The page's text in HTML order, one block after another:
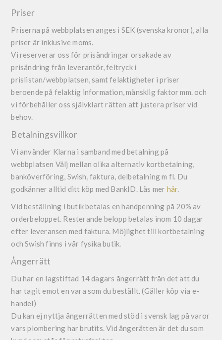
Priser
Priserna på webbplatsen anges i SEK (svenska kronor), alla
priser är inklusive moms.
Vi reserverar oss för prisändringar orsakade av
prisändring från leverantör, feltryck i
prislistan/webbplatsen, samt felaktigheter i priser
beroende på felaktig information, mänsklig faktor mm. och
vi förbehåller oss självklart rätten att justera priser vid
behov.
Betalningsvillkor
Vi använder Klarna i samband med betalning på
webbplatsen Välj mellan olika alternativ kortbetalning,
banköverföring, Swish, faktura, delbetalning m fl. Du
godkänner alltid ditt köp med BankID. Läs mer här.
Vid beställning i butik betalas en handpenning på 20% av
orderbeloppet. Resterande belopp betalas inom 10 dagar
efter leveransen med faktura. Möjlighet till kortbetalning
och Swish finns i vår fysika butik.
Ångerrätt
Du har en lagstiftad 14 dagars ångerrätt från det att du
har tagit emot en vara som du beställt. (Gäller köp via e-
handel)
Du kan ej nyttja ångerrätten med stöd i svensk lag på varor
vars plombering har brutits. Vid ångerätten är det du som